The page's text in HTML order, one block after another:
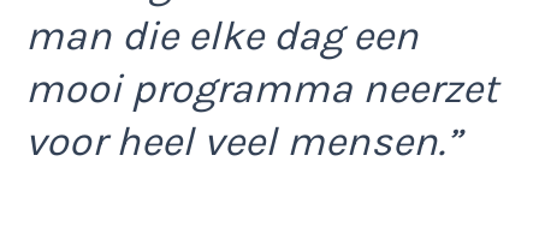
man die elke dag een
mooi programma neerzet
voor heel veel mensen.”